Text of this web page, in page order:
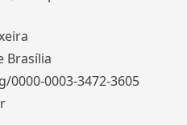
Brasília
0003-3472-3605